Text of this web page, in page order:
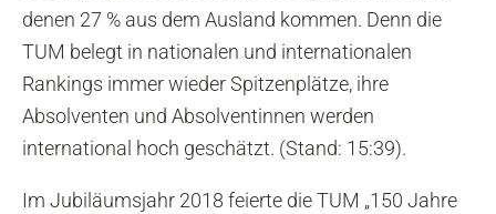
denen 27 % aus dem Ausland kommen. Denn die
TUM belegt in nationalen und internationalen
Rankings immer wieder Spitzenplätze, ihre
Absolventen und Absolventinnen werden
international hoch geschätzt. (Stand: 15:39).
Im Jubiläumsjahr 2018 feierte die TUM „150 Jahre